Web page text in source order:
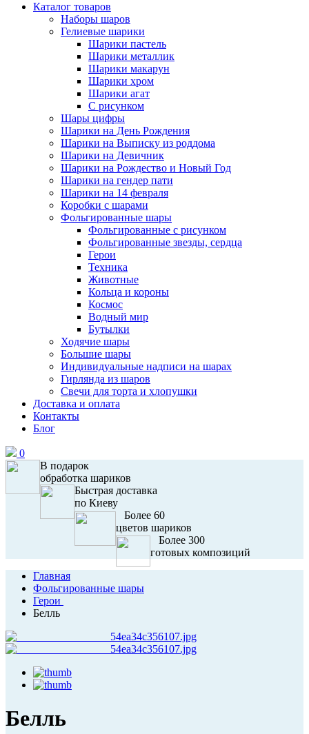
Каталог товаров
Наборы шаров
Гелиевые шарики
Шарики пастель
Шарики металлик
Шарики макарун
Шарики хром
Шарики агат
С рисунком
Шары цифры
Шарики на День Рождения
Шарики на Выписку из роддома
Шарики на Девичник
Шарики на Рождество и Новый Год
Шарики на гендер пати
Шарики на 14 февраля
Коробки с шарами
Фольгированные шары
Фольгированные с рисунком
Фольгированные звезды, сердца
Герои
Техника
Животные
Кольца и короны
Космос
Водный мир
Бутылки
Ходячие шары
Большие шары
Индивидуальные надписи на шарах
Гирлянда из шаров
Свечи для торта и хлопушки
Доставка и оплата
Контакты
Блог
0
В подарок
обработка шариков
Быстрая доставка
по Киеву
Более 60
цветов шариков
Более 300
готовых композиций
Главная
Фольгированные шары
Герои
Белль
Белль